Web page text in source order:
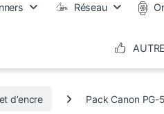
Réseau
d’encre Pack Canon PG-